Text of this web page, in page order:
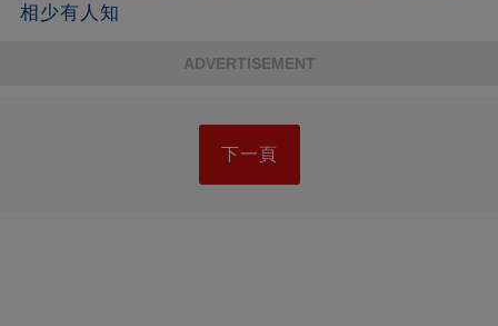
相少有人知
ADVERTISEMENT
下一頁